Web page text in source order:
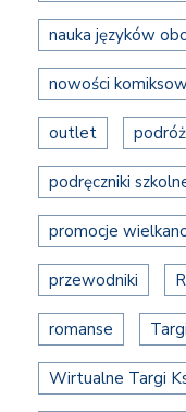
nauka języków
nowości
outlet
podręczniki
promocje
przewodniki
romanse
Wirtualne Targi